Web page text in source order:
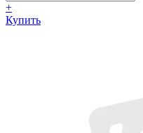
+
Купить